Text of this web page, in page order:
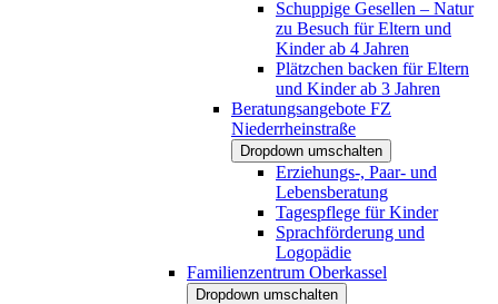
Schuppige Gesellen – Natur
zu Besuch für Eltern und
Kinder ab 4 Jahren
Plätzchen backen für Eltern
und Kinder ab 3 Jahren
Beratungsangebote FZ
Niederrheinstraße
Dropdown umschalten
Erziehungs-, Paar- und
Lebensberatung
Tagespflege für Kinder
Sprachförderung und
Logopädie
Familienzentrum Oberkassel
Dropdown umschalten